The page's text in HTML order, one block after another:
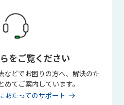
をご覧ください
などでお困りの方へ、解決のた
てご案内しています。
あたってのサポート